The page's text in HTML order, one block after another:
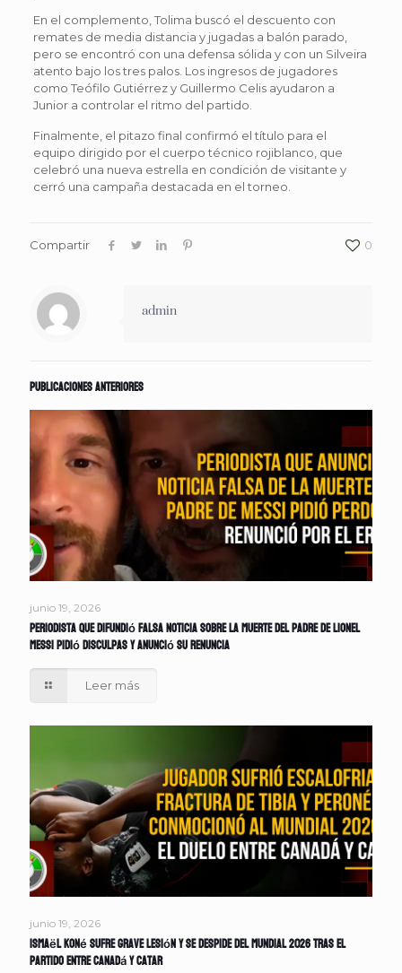
En el complemento, Tolima buscó el descuento con
remates de media distancia y jugadas a balón parado,
pero se encontró con una defensa sólida y con un Silveira
atento bajo los tres palos. Los ingresos de jugadores
como Teófilo Gutiérrez y Guillermo Celis ayudaron a
Junior a controlar el ritmo del partido.
Finalmente, el pitazo final confirmó el título para el
equipo dirigido por el cuerpo técnico rojiblanco, que
celebró una nueva estrella en condición de visitante y
cerró una campaña destacada en el torneo.
Compartir 0
admin
Publicaciones anteriores
junio 19, 2026
Periodista que difundió falsa noticia sobre la muerte del padre de Lionel
Messi pidió disculpas y anunció su renuncia
Leer más
junio 19, 2026
Ismaël Koné sufre grave lesión y se despide del Mundial 2026 tras el
partido entre Canadá y Catar